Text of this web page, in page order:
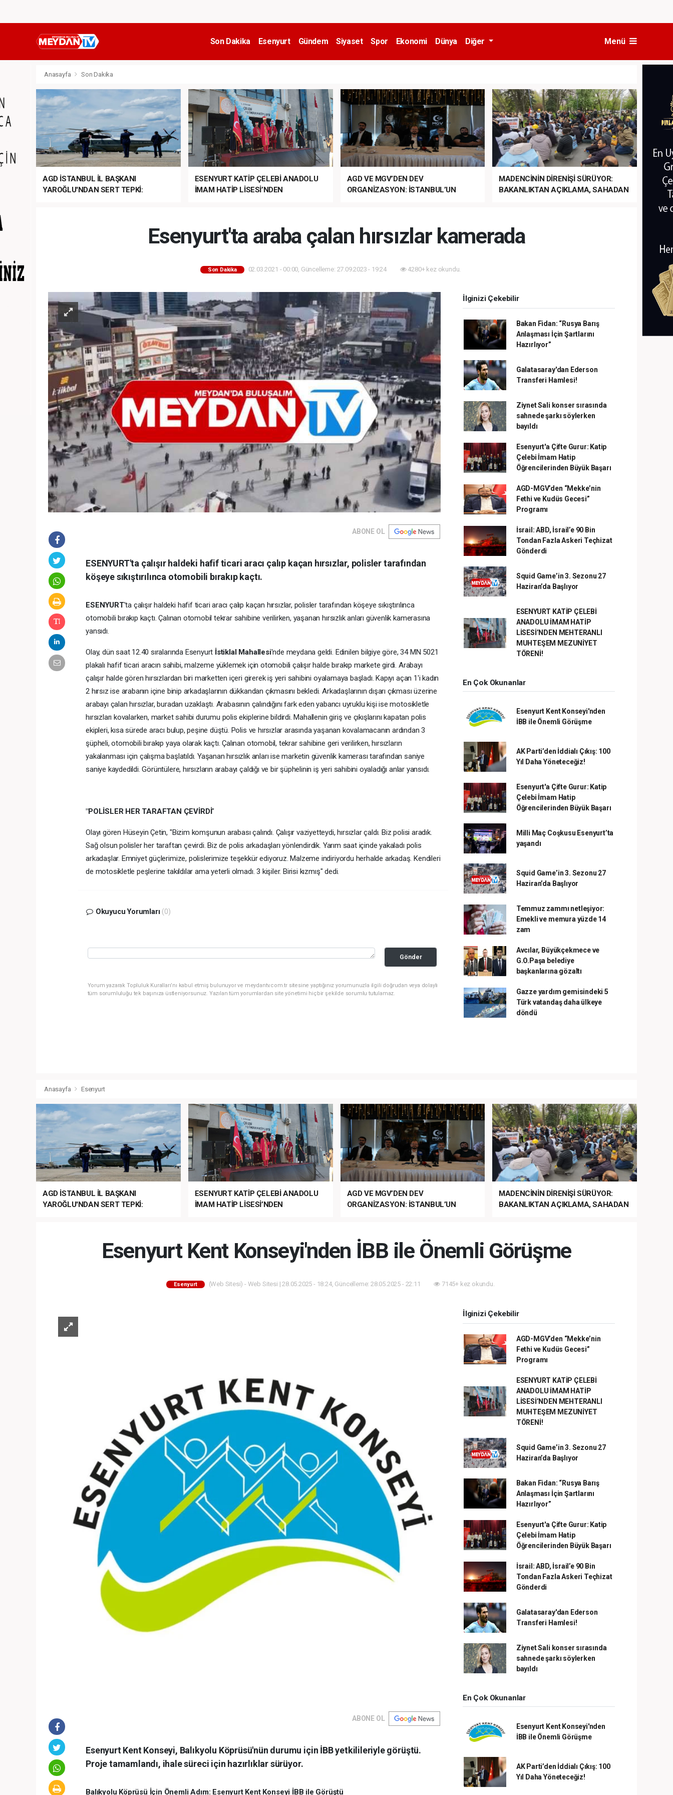
Son Dakika Esenyurt Gündem Siyaset Spor Ekonomi Dünya Diğer Menü
Anasayfa Son Dakika
AGD İSTANBUL İL BAŞKANI
YAROĞLU'NDAN SERT TEPKİ:
ESENYURT KATİP ÇELEBİ ANADOLU
İMAM HATİP LİSESİ’NDEN
AGD VE MGV’DEN DEV
ORGANİZASYON: İSTANBUL’UN
MADENCİNİN DİRENİŞİ SÜRÜYOR:
BAKANLIKTAN AÇIKLAMA, SAHADAN
Esenyurt'ta araba çalan hırsızlar kamerada
Son Dakika 02.03.2021 - 00:00, Güncelleme: 27.09.2023 - 19:24 4280+ kez okundu.
ABONE OL
ESENYURT'ta çalışır haldeki hafif ticari aracı çalıp kaçan hırsızlar, polisler tarafından
köşeye sıkıştırılınca otomobili bırakıp kaçtı.
ESENYURT'ta çalışır haldeki hafif ticari aracı çalıp kaçan hırsızlar, polisler tarafından köşeye sıkıştırılınca
otomobili bırakıp kaçtı. Çalınan otomobil tekrar sahibine verilirken, yaşanan hırsızlık anları güvenlik kamerasına
yansıdı.
Olay, dün saat 12.40 sıralarında Esenyurt İstiklal Mahallesi'nde meydana geldi. Edinilen bilgiye göre, 34 MN 5021
plakalı hafif ticari aracın sahibi, malzeme yüklemek için otomobili çalışır halde bırakıp markete girdi. Arabayı
çalışır halde gören hırsızlardan biri marketten içeri girerek iş yeri sahibini oyalamaya başladı. Kapıyı açan 1'i kadın
2 hırsız ise arabanın içine binip arkadaşlarının dükkandan çıkmasını bekledi. Arkadaşlarının dışarı çıkması üzerine
arabayı çalan hırsızlar, buradan uzaklaştı. Arabasının çalındığını fark eden yabancı uyruklu kişi ise motosikletle
hırsızları kovalarken, market sahibi durumu polis ekiplerine bildirdi. Mahallenin giriş ve çıkışlarını kapatan polis
ekipleri, kısa sürede aracı bulup, peşine düştü. Polis ve hırsızlar arasında yaşanan kovalamacanın ardından 3
şüpheli, otomobili bırakıp yaya olarak kaçtı. Çalınan otomobil, tekrar sahibine geri verilirken, hırsızların
yakalanması için çalışma başlatıldı. Yaşanan hırsızlık anları ise marketin güvenlik kamerası tarafından saniye
saniye kaydedildi. Görüntülere, hırsızların arabayı çaldığı ve bir şüphelinin iş yeri sahibini oyaladığı anlar yansıdı.
"POLİSLER HER TARAFTAN ÇEVİRDİ"
Olayı gören Hüseyin Çetin, "Bizim komşunun arabası çalındı. Çalışır vaziyetteydi, hırsızlar çaldı. Biz polisi aradık.
Sağ olsun polisler her taraftan çevirdi. Biz de polis arkadaşları yönlendirdik. Yarım saat içinde yakaladı polis
arkadaşlar. Emniyet güçlerimize, polislerimize teşekkür ediyoruz. Malzeme indiriyordu herhalde arkadaş. Kendileri
de motosikletle peşlerine takıldılar ama yeterli olmadı. 3 kişiler. Birisi kızmış" dedi.
Okuyucu Yorumları (0)
Gönder
Yorum yazarak Topluluk Kuralları’nı kabul etmiş bulunuyor ve meydantv.com.tr sitesine yaptığınız yorumunuzla ilgili doğrudan veya dolaylı
tüm sorumluluğu tek başınıza üstleniyorsunuz. Yazılan tüm yorumlardan site yönetimi hiçbir şekilde sorumlu tutulamaz.
İlginizi Çekebilir
Bakan Fidan: “Rusya Barış
Anlaşması İçin Şartlarını
Hazırlıyor”
Galatasaray'dan Ederson
Transferi Hamlesi!
Ziynet Sali konser sırasında
sahnede şarkı söylerken
bayıldı
Esenyurt'a Çifte Gurur: Katip
Çelebi İmam Hatip
Öğrencilerinden Büyük Başarı
AGD-MGV’den “Mekke’nin
Fethi ve Kudüs Gecesi”
Programı
İsrail: ABD, İsrail’e 90 Bin
Tondan Fazla Askeri Teçhizat
Gönderdi
Squid Game’in 3. Sezonu 27
Haziran’da Başlıyor
ESENYURT KATİP ÇELEBİ
ANADOLU İMAM HATİP
LİSESİ’NDEN MEHTERANLI
MUHTEŞEM MEZUNİYET
TÖRENİ!
En Çok Okunanlar
Esenyurt Kent Konseyi'nden
İBB ile Önemli Görüşme
AK Parti’den İddialı Çıkış: 100
Yıl Daha Yöneteceğiz!
Esenyurt'a Çifte Gurur: Katip
Çelebi İmam Hatip
Öğrencilerinden Büyük Başarı
Milli Maç Coşkusu Esenyurt’ta
yaşandı
Squid Game’in 3. Sezonu 27
Haziran’da Başlıyor
Temmuz zammı netleşiyor:
Emekli ve memura yüzde 14
zam
Avcılar, Büyükçekmece ve
G.O.Paşa belediye
başkanlarına gözaltı
Gazze yardım gemisindeki 5
Türk vatandaş daha ülkeye
döndü
Anasayfa Esenyurt
AGD İSTANBUL İL BAŞKANI
YAROĞLU'NDAN SERT TEPKİ:
ESENYURT KATİP ÇELEBİ ANADOLU
İMAM HATİP LİSESİ’NDEN
AGD VE MGV’DEN DEV
ORGANİZASYON: İSTANBUL’UN
MADENCİNİN DİRENİŞİ SÜRÜYOR:
BAKANLIKTAN AÇIKLAMA, SAHADAN
Esenyurt Kent Konseyi'nden İBB ile Önemli Görüşme
Esenyurt (Web Sitesi) - Web Sitesi | 28.05.2025 - 18:24, Güncelleme: 28.05.2025 - 22:11 7145+ kez okundu.
ABONE OL
Esenyurt Kent Konseyi, Balıkyolu Köprüsü'nün durumu için İBB yetkilileriyle görüştü.
Proje tamamlandı, ihale süreci için hazırlıklar sürüyor.
Balıkyolu Köprüsü İçin Önemli Adım: Esenyurt Kent Konseyi İBB ile Görüştü
İlginizi Çekebilir
AGD-MGV’den “Mekke’nin
Fethi ve Kudüs Gecesi”
Programı
ESENYURT KATİP ÇELEBİ
ANADOLU İMAM HATİP
LİSESİ’NDEN MEHTERANLI
MUHTEŞEM MEZUNİYET
TÖRENİ!
Squid Game’in 3. Sezonu 27
Haziran’da Başlıyor
Bakan Fidan: “Rusya Barış
Anlaşması İçin Şartlarını
Hazırlıyor”
Esenyurt'a Çifte Gurur: Katip
Çelebi İmam Hatip
Öğrencilerinden Büyük Başarı
İsrail: ABD, İsrail’e 90 Bin
Tondan Fazla Askeri Teçhizat
Gönderdi
Galatasaray'dan Ederson
Transferi Hamlesi!
Ziynet Sali konser sırasında
sahnede şarkı söylerken
bayıldı
En Çok Okunanlar
Esenyurt Kent Konseyi'nden
İBB ile Önemli Görüşme
AK Parti’den İddialı Çıkış: 100
Yıl Daha Yöneteceğiz!